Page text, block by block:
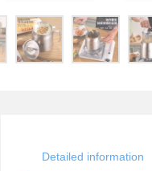
Detailed information